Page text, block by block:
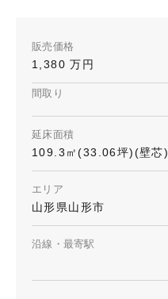
販売価格
1,380 万円
間取り
延床面積
109.3㎡(33.06坪)(壁芯)
エリア
山形県山形市
沿線・最寄駅